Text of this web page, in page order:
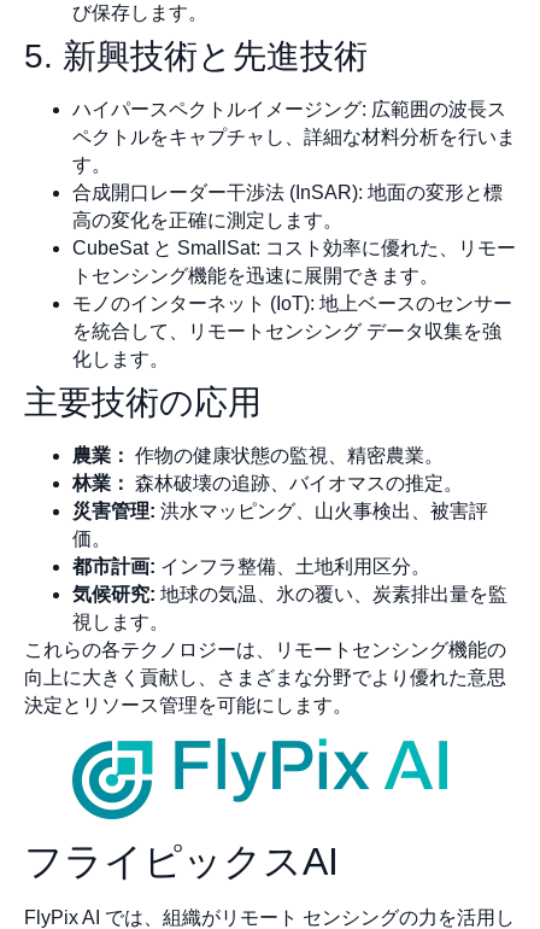
び保存します。
5. 新興技術と先進技術
ハイパースペクトルイメージング: 広範囲の波長ス
ペクトルをキャプチャし、詳細な材料分析を行いま
す。
合成開口レーダー干渉法 (InSAR): 地面の変形と標
高の変化を正確に測定します。
CubeSat と SmallSat: コスト効率に優れた、リモー
トセンシング機能を迅速に展開できます。
モノのインターネット (IoT): 地上ベースのセンサー
を統合して、リモートセンシング データ収集を強
化します。
主要技術の応用
農業： 作物の健康状態の監視、精密農業。
林業： 森林破壊の追跡、バイオマスの推定。
災害管理: 洪水マッピング、山火事検出、被害評
価。
都市計画: インフラ整備、土地利用区分。
気候研究: 地球の気温、氷の覆い、炭素排出量を監
視します。
これらの各テクノロジーは、リモートセンシング機能の
向上に大きく貢献し、さまざまな分野でより優れた意思
決定とリソース管理を可能にします。
フライピックスAI
FlyPix AI では、組織がリモート センシングの力を活用し